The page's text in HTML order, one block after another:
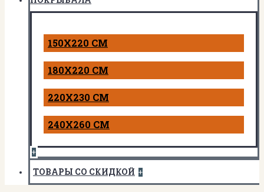
150Х220 СМ
180Х220 СМ
220Х230 СМ
240Х260 СМ
+
ТОВАРЫ СО СКИДКОЙ +